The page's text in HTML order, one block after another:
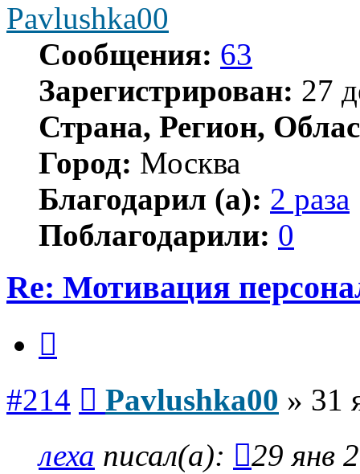
Pavlushka00
Сообщения: 63
Зарегистрирован: 27
Страна, Регион,
Город: Москва
Благодарил (а): 2 раза
Поблагодарили: 0
Re: Мотивация
#214 Pavlushka00 » 31
леха писал(а):
29 янв